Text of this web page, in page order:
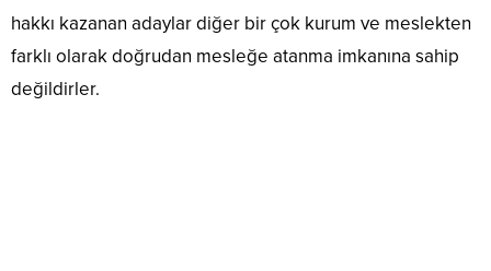
hakkı kazanan adaylar diğer bir çok kurum ve meslekten
farklı olarak doğrudan mesleğe atanma imkanına sahip
değildirler.